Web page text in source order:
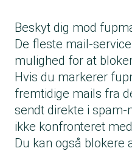
Beskyt dig mod
De fleste mail-
mulighed for at
Hvis du markerer
fremtidige mails fra
sendt direkte i spam-
ikke konfronteret
Du kan også blokere